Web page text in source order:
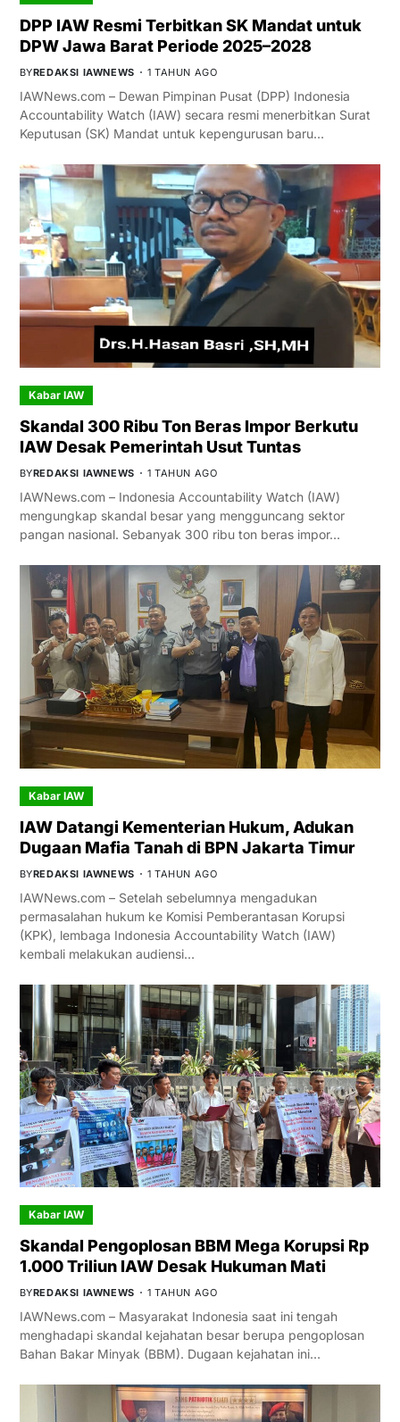
DPP IAW Resmi Terbitkan SK Mandat untuk
DPW Jawa Barat Periode 2025–2028
BYREDAKSI IAWNEWS 1 TAHUN AGO
IAWNews.com – Dewan Pimpinan Pusat (DPP) Indonesia
Accountability Watch (IAW) secara resmi menerbitkan Surat
Keputusan (SK) Mandat untuk kepengurusan baru…
Kabar IAW
Skandal 300 Ribu Ton Beras Impor Berkutu
IAW Desak Pemerintah Usut Tuntas
BYREDAKSI IAWNEWS 1 TAHUN AGO
IAWNews.com – Indonesia Accountability Watch (IAW)
mengungkap skandal besar yang mengguncang sektor
pangan nasional. Sebanyak 300 ribu ton beras impor…
Kabar IAW
IAW Datangi Kementerian Hukum, Adukan
Dugaan Mafia Tanah di BPN Jakarta Timur
BYREDAKSI IAWNEWS 1 TAHUN AGO
IAWNews.com – Setelah sebelumnya mengadukan
permasalahan hukum ke Komisi Pemberantasan Korupsi
(KPK), lembaga Indonesia Accountability Watch (IAW)
kembali melakukan audiensi…
Kabar IAW
Skandal Pengoplosan BBM Mega Korupsi Rp
1.000 Triliun IAW Desak Hukuman Mati
BYREDAKSI IAWNEWS 1 TAHUN AGO
IAWNews.com – Masyarakat Indonesia saat ini tengah
menghadapi skandal kejahatan besar berupa pengoplosan
Bahan Bakar Minyak (BBM). Dugaan kejahatan ini…